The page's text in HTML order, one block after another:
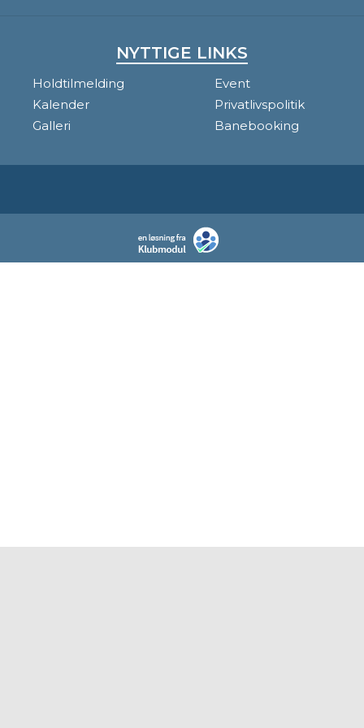
NYTTIGE LINKS
Holdtilmelding
Event
Kalender
Privatlivspolitik
Galleri
Banebooking